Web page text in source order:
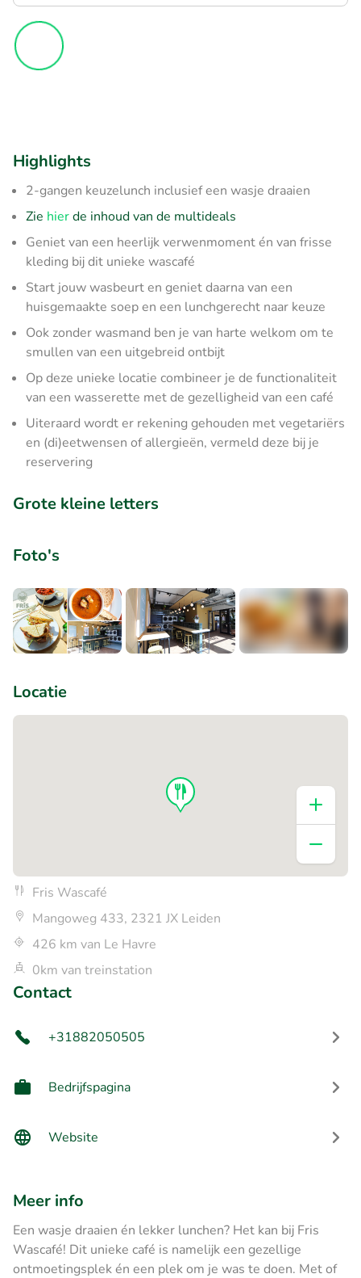
Highlights
2-gangen keuzelunch inclusief een wasje draaien
Zie hierde inhoud van de multideals
Geniet van een heerlijk verwenmoment én van frisse
kleding bij dit unieke wascafé
Start jouw wasbeurt en geniet daarna van een
huisgemaakte soep en een lunchgerecht naar keuze
Ook zonder wasmand ben je van harte welkom om te
smullen van een uitgebreid ontbijt
Op deze unieke locatie combineer je de functionaliteit
van een wasserette met de gezelligheid van een café
Uiteraard wordt er rekening gehouden met vegetariërs
en (di)eetwensen of allergieën, vermeld deze bij je
reservering
Grote kleine letters
Foto's
Locatie
Fris Wascafé
Mangoweg 433, 2321 JX Leiden
426 km van Le Havre
0km van treinstation
Contact
+31882050505
Bedrijfspagina
Website
Meer info
Een wasje draaien én lekker lunchen? Het kan bij Fris
Wascafé! Dit unieke café is namelijk een gezellige
ontmoetingsplek én een plek om je was te doen. Met of